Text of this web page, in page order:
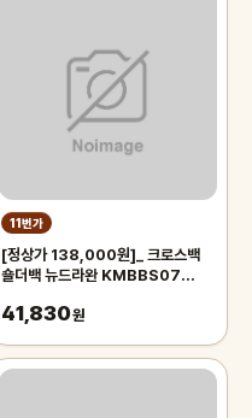
11번가
[정상가 138,000원]_ 크로스백
숄더백 뉴드라완 KMBBS07
41,830원